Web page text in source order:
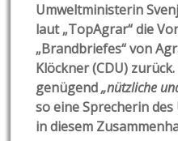
Umweltministerin
laut „TopAgrar“ die
„Brandbriefes“ von
Klöckner (CDU)
genügend„nützliche
so eine Sprecherin
in diesem